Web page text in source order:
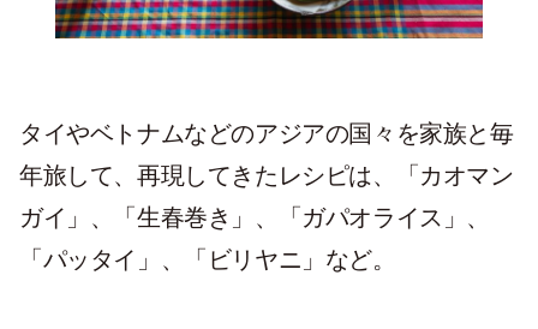
タイやベトナムなどのアジアの国々を家族と毎
年旅して、再現してきたレシピは、「カオマン
ガイ」、「生春巻き」、「ガパオライス」、
「パッタイ」、「ビリヤニ」など。